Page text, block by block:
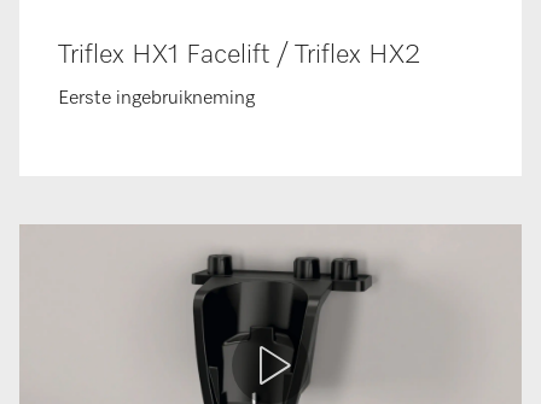
Triflex HX1 Facelift / Triflex HX2
Eerste ingebruikneming